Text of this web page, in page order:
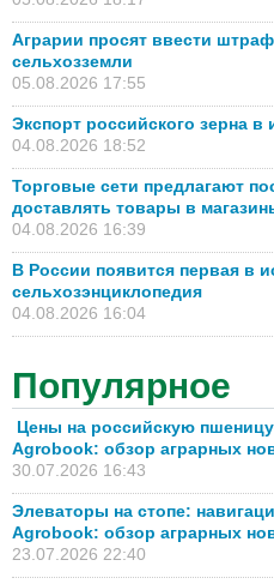
Аграрии просят ввести
сельхозземли
05.08.2026 17:55
Экспорт российского зерна в
04.08.2026 18:52
Торговые сети предлагают
доставлять товары в
04.08.2026 16:39
В России появится первая в
сельхозэнциклопедия
04.08.2026 16:04
Популярное
Цены на российскую пшеницу
Agrobook: обзор аграрных
30.07.2026 16:43
Элеваторы на стопе:
Agrobook: обзор аграрных
23.07.2026 22:40